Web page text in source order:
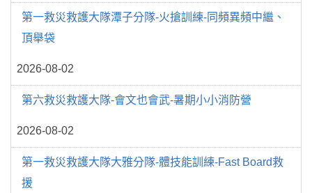
第一救災救護大隊潭子分隊-火搶訓練-同頻異頻中繼、
頂舉袋
2026-08-02
第六救災救護大隊-會文也會武-暑期小小消防營
2026-08-02
第一救災救護大隊大雅分隊-體技能訓練-Fast Board救
援